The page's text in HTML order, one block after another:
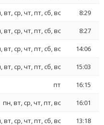
вт, ср, чт, пт, сб, вс 8:29
вт, ср, чт, пт, сб, вс 8:27
вт, ср, чт, пт, сб, вс 14:06
вт, ср, чт, пт, сб, вс 15:03
пт 16:15
пн, вт, ср, чт, пт, вс 16:01
вт, ср, чт, пт, сб, вс 13:18